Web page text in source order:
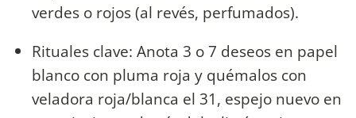
verdes o rojos (al revés, perfumados).
Rituales clave: Anota 3 o 7 deseos en papel
blanco con pluma roja y quémalos con
veladora roja/blanca el 31, espejo nuevo en